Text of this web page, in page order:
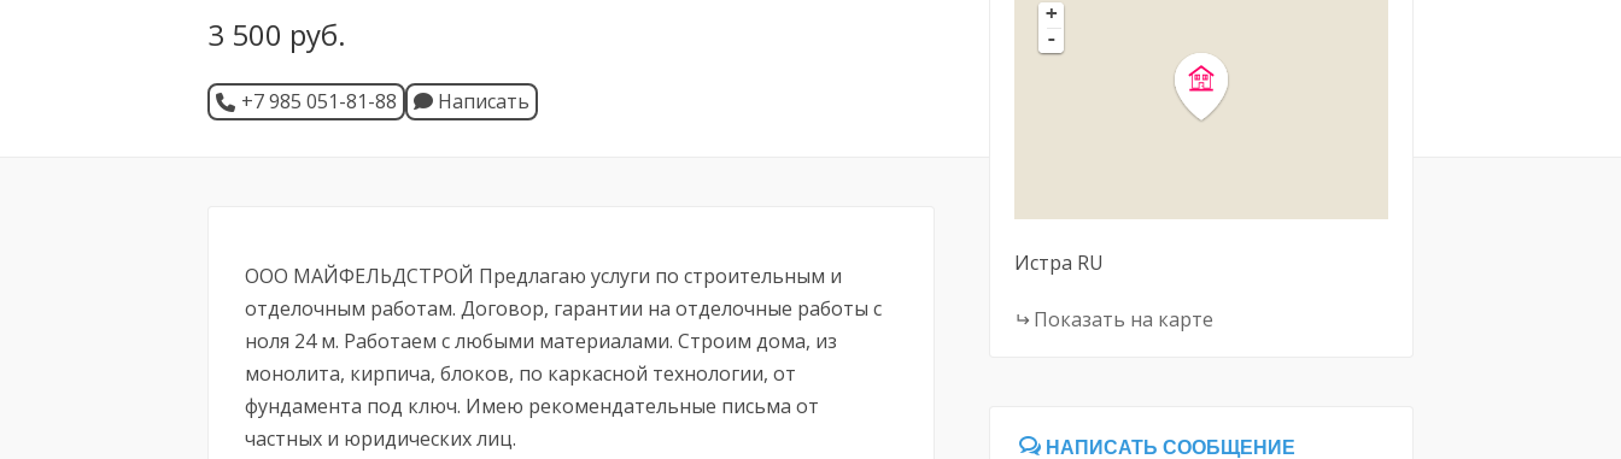
3 500 руб.
+7 985 051-81-88 Написать
ООО МАЙФЕЛЬДСТРОЙ Предлагаю услуги по строительным и
отделочным работам. Договор, гарантии на отделочные работы с
ноля 24 м. Работаем с любыми материалами. Строим дома, из
монолита, кирпича, блоков, по каркасной технологии, от
фундамента под ключ. Имею рекомендательные письма от
частных и юридических лиц.
+
-
Истра RU
Показать на карте
НАПИСАТЬ СООБЩЕНИЕ